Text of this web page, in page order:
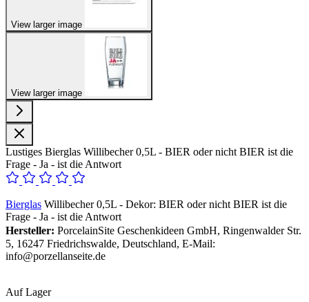
View larger image
View larger image
Lustiges Bierglas Willibecher 0,5L - BIER oder nicht BIER ist die
Frage - Ja - ist die Antwort
Bierglas Willibecher 0,5L - Dekor: BIER oder nicht BIER ist die
Frage - Ja - ist die Antwort
Hersteller: PorcelainSite Geschenkideen GmbH, Ringenwalder Str.
5, 16247 Friedrichswalde, Deutschland, E-Mail:
info@porzellanseite.de
Auf Lager